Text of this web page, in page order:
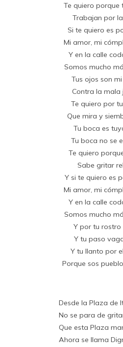
Te quiero porque
Trabajan por
Si te quiero es
Mi amor, mi
Y en la calle
Somos mucho
Tus ojos son
Contra la mala
Te quiero por
Que mira y
Tu boca es
Tu boca no se
Te quiero
Sabe gritar
Y si te quiero es
Mi amor, mi
Y en la calle
Somos mucho
Y por tu rostro
Y tu paso
Y tu llanto por
Porque sos
Desde la Plaza de
No se para de
Que esta Plaza
Ahora se llama